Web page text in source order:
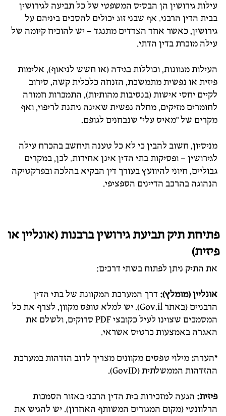
עילות גירושין הן הבסיס המשפטי של כל תביעה לגירושין
בבית הדין הרבני. אף שבני זוג יכולים להסכים ביניהם על
גירושין, כאשר אחד הצדדים מתנגד – יש להוכיח קיומה של
עילה מוכרת בדין הדתי.
העילות מגוונות, וכוללות בגידה (או חשש לניאוף), אלימות
פיזית או נפשית מתמשכת, הזנחה כלכלית קשה, סירוב
לקיים יחסי אישות (בנסיבות מהותיות), התמכרות חמורה
לחומרים מזיקים, מחלה נפשית שאינה ניתנת לריפוי, ואף
מקרים של "מאיס עלי" שנבחנים לגופם.
מניסיון, חשוב להבין כי לא כל טענה תיחשב בהכרח עילה
לגירושין – ופסיקות בתי הדין אינן אחידות. לכן, במקרים
גבוליים, חיוני להיוועץ בעורך דין הבקיא בהלכה ובפרקטיקה
הנהוגה בהרכב הדיינים הספציפי.
פתיחת תיק תביעת גירושין ברבנות (אונליין או
פיזית)
את התיק ניתן לפתוח בשתי דרכים:
אונליין (מומלץ): דרך המערכת המקוונת של בתי הדין
הרבניים (באתר Gov.il). יש למלא טופס מקוון, לצרף את כל
המסמכים שצוינו לעיל כקובצי PDF סרוקים, ולשלם את
האגרה באמצעות כרטיס אשראי.
*הערה: מילוי טפסים מקוונים מצריך לרוב הזדהות במערכת
ההזדהות הממשלתית (GovID).
פיזית: הגעה למזכירות בית הדין הרבני באזור הסמכות
הרלוונטי (מקום המגורים המשותף האחרון). יש להגיש את